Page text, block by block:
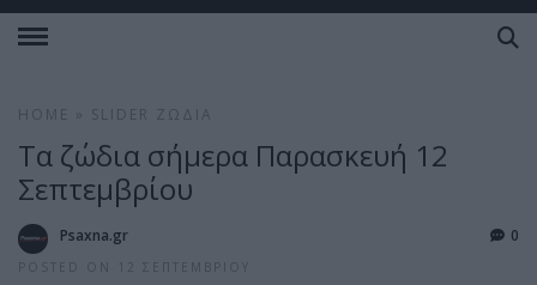
HOME SLIDER ΖΏΔΙΑ
Τα ζώδια σήμερα Παρασκευή 12
Σεπτεμβρίου
Psaxna.gr
POSTED ON 12 ΣΕΠΤΕΜΒΡΊΟΥ
0